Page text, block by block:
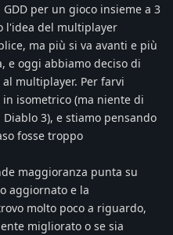
per un gioco insieme a 3
l'idea del multiplayer
ma più si va avanti e più
e oggi abbiamo deciso di
multiplayer. Per farvi
in isometrico (ma niente di
3), e stiamo pensando
fosse troppo
maggioranza punta su
aggiornato e la
molto poco a riguardo,
migliorato o se sia